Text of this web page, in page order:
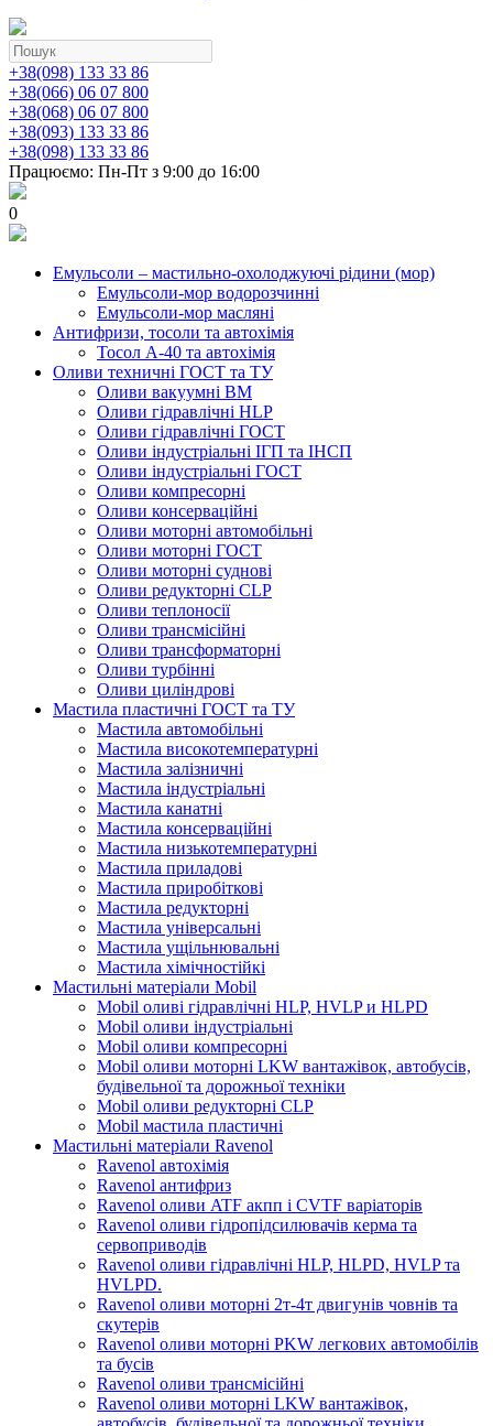
+38(098) 133 33 86
+38(066) 06 07 800
+38(068) 06 07 800
+38(093) 133 33 86
+38(098) 133 33 86
Працюємо: Пн-Пт з 9:00 до 16:00
0
Емульсоли – мастильно-охолоджуючі рідини (мор)
Емульсоли-мор водорозчинні
Емульсоли-мор масляні
Антифризи, тосоли та автохімія
Тосол А-40 та автохімія
Оливи техничні ГОСТ та ТУ
Оливи вакуумні ВМ
Оливи гідравлічні HLP
Оливи гідравлічні ГОСТ
Оливи індустріальні ІГП та ІНСП
Оливи індустріальні ГОСТ
Оливи компресорні
Оливи консерваційні
Оливи моторні автомобільні
Оливи моторні ГОСТ
Оливи моторні суднові
Оливи редукторні CLP
Оливи теплоносії
Оливи трансмісійні
Оливи трансформаторні
Оливи турбінні
Оливи циліндрові
Мастила пластичні ГОСТ та ТУ
Мастила автомобільні
Мастила високотемпературні
Мастила залізничні
Мастила індустріальні
Мастила канатні
Мастила консерваційні
Мастила низькотемпературні
Мастила приладові
Мастила приробіткові
Мастила редукторні
Мастила універсальні
Мастила ущільнювальні
Мастила хімічностійкі
Мастильні матеріали Mobil
Mobil оливі гідравлічні HLP, HVLP и HLPD
Mobil оливи індустріальні
Mobil оливи компресорні
Mobil оливи моторні LKW вантажівок, автобусів,
будівельної та дорожньої техніки
Mobil оливи редукторні CLP
Mobil мастила пластичні
Мастильні матеріали Ravenol
Ravenol автохімія
Ravenol антифриз
Ravenol оливи ATF акпп і CVTF варіаторів
Ravenol оливи гідропідсилювачів керма та
сервоприводів
Ravenol оливи гідравлічні HLP, HLPD, HVLP та
HVLPD.
Ravenol оливи моторні 2т-4т двигунів човнів та
скутерів
Ravenol оливи моторні PKW легкових автомобілів
та бусів
Ravenol оливи трансмісійні
Ravenol оливи моторні LKW вантажівок,